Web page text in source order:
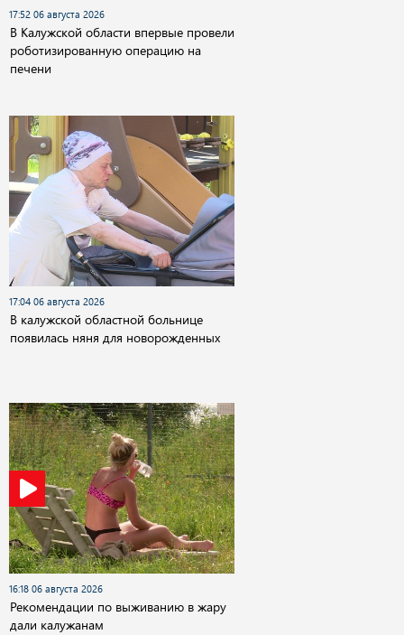
17:52 06 августа 2026
В Калужской области впервые провели
роботизированную операцию на
печени
17:04 06 августа 2026
В калужской областной больнице
появилась няня для новорожденных
16:18 06 августа 2026
Рекомендации по выживанию в жару
дали калужанам